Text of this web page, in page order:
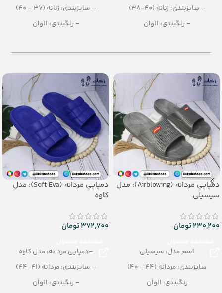
– سایزبندی: زنانه (40-38)
– رنگبندی: الوان
– جنس: EVA
– سایزبندی: زنانه (37 – 40)
– رنگبندی: الوان
– جنس: EVA SOFT
دمپایی مردانه (Airblowing): مدل
سیسیلی
230,200تومان
اسم مدل: سیسیلی
سایزبندی: مردانه (44 – 40)
رنگبندی: الوان
دمپایی مردانه (Soft Eva): مدل
کاوه
372,700تومان
–دمپایی مردانه: مدل کاوه
– سایزبندی: مردانه (41-44)
– رنگبندی: الوان